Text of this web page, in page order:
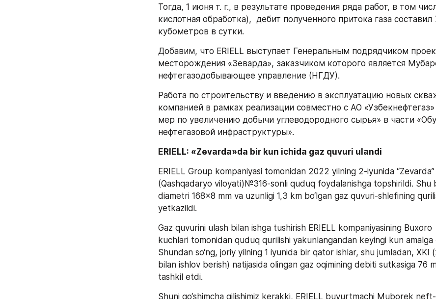
Тогда, 1 июня т. г., в результате проведения ряда работ, в том
кислотная обработка),  дебит полученного притока газа составил
кубометров в сутки.
Добавим, что ERIELL выступает Генеральным подрядчиком
месторождения «Зеварда», заказчиком которого является
нефтегазодобывающее управление (НГДУ).
Работа по строительству и введению в эксплуатацию новых
компанией в рамках реализации совместно с АО
мер по увеличению добычи углеводородного сырья» в части
нефтегазовой инфраструктуры».
ERIELL: «Zevarda»da bir kun ichida gaz quvuri ulandi
ERIELL Group kompaniyasi tomonidan 2022 yilning 2-iyunida
(Qashqadaryo viloyati)№316-sonli quduq foydalanishga topshirildi. Shu
diametri 168x8 mm va uzunligi 1,3 km bo‘lgan gaz quvuri-shlefining
yetkazildi.
Gaz quvurini ulash bilan ishga tushirish ERIELL kompaniyasining Buxoro
kuchlari tomonidan quduq qurilishi yakunlangandan keyingi kun amalga
Shundan so‘ng, joriy yilning 1 iyunida bir qator ishlar, shu jumladan, XKI
bilan ishlov berish) natijasida olingan gaz oqimining debiti sutkasiga 76
tashkil etdi.
Shuni qo‘shimcha qilishimiz kerakki, ERIELL buyurtmachi Muborek